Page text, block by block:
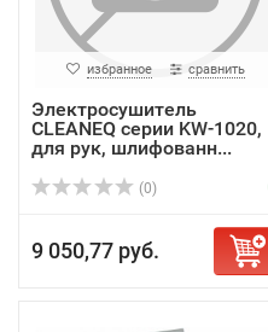
избранное сравнить
Электросушитель
CLEANEQ серии KW-1020,
для рук, шлифованн...
(0)
9 050,77 руб.